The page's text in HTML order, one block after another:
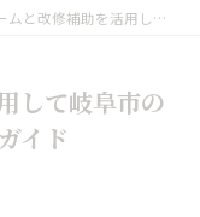
助を活用して岐阜市の住まいを賢く改善する最新ガイド
して岐阜市の
イド